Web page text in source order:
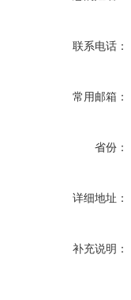
联系电话：
常用邮箱：
省份：
详细地址：
补充说明：